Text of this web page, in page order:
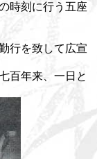
時刻に行う五座
行を致して広宣
百年来、一日と